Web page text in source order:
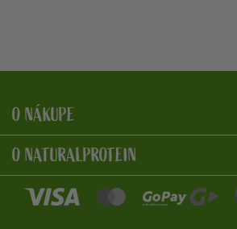
O NÁKUPE
O NATURALPROTEIN
NaturalProtein Poradca